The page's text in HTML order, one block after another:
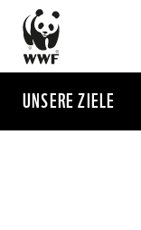
Direkt
zum
Inhalt
UNSERE ZIELE